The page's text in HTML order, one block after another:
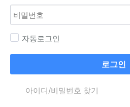
자동로그인
로그인
아이디/비밀번호 찾기